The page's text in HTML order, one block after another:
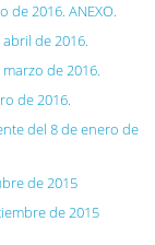
de 2016. ANEXO.
de 2016.
de 2016.
de 2016.
del 8 de enero de
de 2015
de 2015